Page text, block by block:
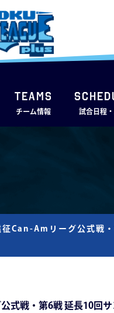
TEAMS
チーム情報 試合日程
征Can-Amリーグ公式戦
式戦・第6戦 延長10回